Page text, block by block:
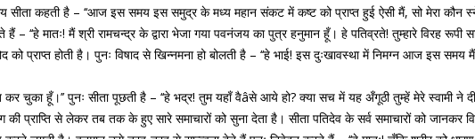
सीता कहती है – ‘‘आज इस समय इस समुद्र के मध्य महान संकट में कष्ट को प्राप्त हुई ऐसी मैं, सो मेरा कौन
मातः! मैं श्री रामचन्द्र के द्वारा भेजा गया पवनंजय का पुत्र हनुमान हूँ। हे पतिव्रते! तुम्हारे विरह
को प्राप्त होती है। पुनः विषाद से खिन्नमना हो बोलती है – ‘‘हे भाई! इस दुःखावस्था में निमग्न आज इस
चुका हूँ।’’ पुनः सीता पूछती है – ‘‘हे भद्र! तुम यहाँ वैâसे आये हो? क्या सच में यह अँगूठी तुम्हें मेरे स्वामी
से लेकर तब तक के हुए सारे समाचारों को सुना देता है। सीता पतिदेव के सर्व समाचारों को जानकर